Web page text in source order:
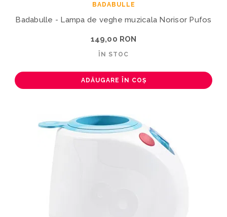
BADABULLE
Badabulle - Lampa de veghe muzicala Norisor Pufos
149,00 RON
ÎN STOC
ADĂUGARE ÎN COȘ